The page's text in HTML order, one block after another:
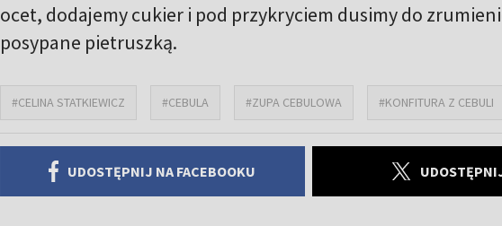
ocet, dodajemy cukier i pod przykryciem dusimy do
posypane pietruszką.
#CELINA STATKIEWICZ #CEBULA #ZUPA CEBULOWA #KONFITURA Z CEBULI
UDOSTĘPNIJ NA FACEBOOKU